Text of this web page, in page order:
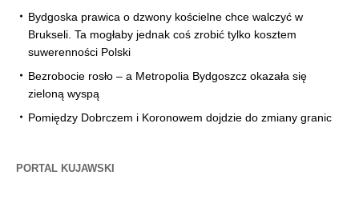
Bydgoska prawica o dzwony kościelne chce walczyć w
Brukseli. Ta mogłaby jednak coś zrobić tylko kosztem
suwerenności Polski
Bezrobocie rosło – a Metropolia Bydgoszcz okazała się
zieloną wyspą
Pomiędzy Dobrczem i Koronowem dojdzie do zmiany granic
PORTAL KUJAWSKI